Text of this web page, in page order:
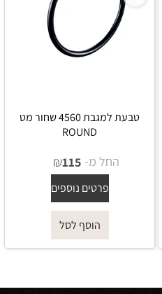
טבעת למגבת 4560 שחור מט
ROUND
החל מ- ₪115
פרטים נוספים
הוסף לסל